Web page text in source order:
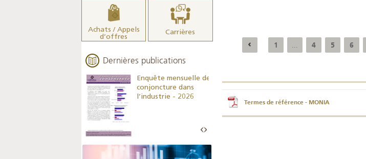
1 4 5 6
Termes de référence - MONIA
Achats / Appels
d’offres
Carrières
Dernières publications
Enquête mensuelle de
conjoncture dans
l’industrie - 2026